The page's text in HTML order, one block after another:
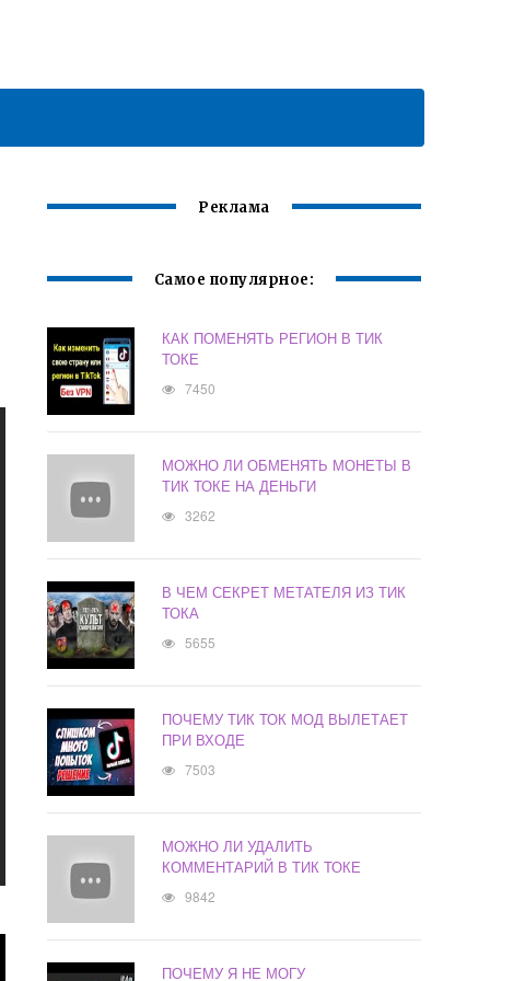
Реклама
Самое популярное:
КАК ПОМЕНЯТЬ РЕГИОН В ТИК
ТОКЕ
7450
МОЖНО ЛИ ОБМЕНЯТЬ МОНЕТЫ В
ТИК ТОКЕ НА ДЕНЬГИ
3262
В ЧЕМ СЕКРЕТ МЕТАТЕЛЯ ИЗ ТИК
ТОКА
5655
ПОЧЕМУ ТИК ТОК МОД ВЫЛЕТАЕТ
ПРИ ВХОДЕ
7503
МОЖНО ЛИ УДАЛИТЬ
КОММЕНТАРИЙ В ТИК ТОКЕ
9842
ПОЧЕМУ Я НЕ МОГУ